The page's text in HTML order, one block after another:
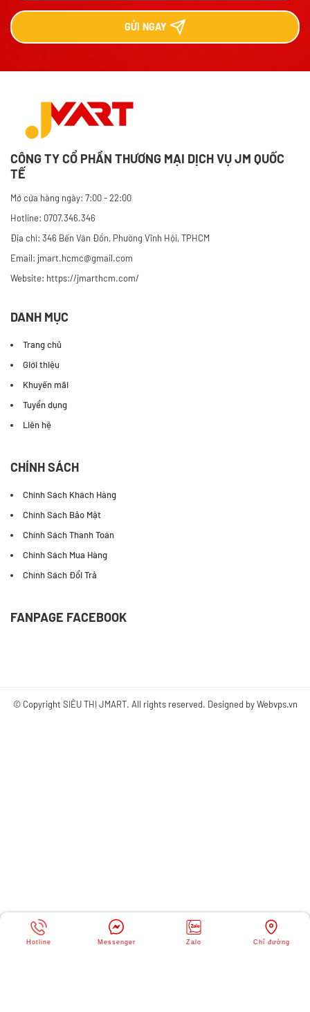
GỬI NGAY
CÔNG TY CỔ PHẦN THƯƠNG MẠI DỊCH VỤ JM QUỐC
TẾ
Mở cửa hàng ngày: 7:00 - 22:00
Hotline: 0707.346.346
Địa chỉ: 346 Bến Vân Đồn, Phường Vĩnh Hội, TPHCM
Email: jmart.hcmc@gmail.com
Website: https://jmarthcm.com/
DANH MỤC
Trang chủ
Giới thiệu
Khuyến mãi
Tuyển dụng
Liên hệ
CHÍNH SÁCH
Chính Sách Khách Hàng
Chính Sách Bảo Mật
Chính Sách Thanh Toán
Chính Sách Mua Hàng
Chính Sách Đổi Trả
FANPAGE FACEBOOK
© Copyright SIÊU THỊ JMART. All rights reserved. Designed byWebvps.vn
Hotline Messenger Zalo Chỉ đường